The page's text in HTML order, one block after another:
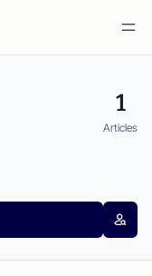
1
Articles